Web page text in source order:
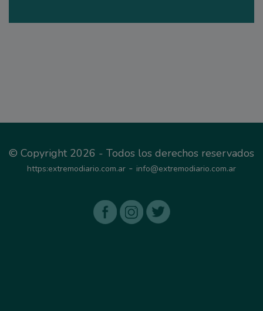
© Copyright 2026 - Todos los derechos reservados
https:extremodiario.com.ar - info@extremodiario.com.ar